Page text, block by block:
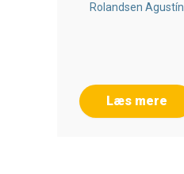
Rolandsen Agustín
Læs mere